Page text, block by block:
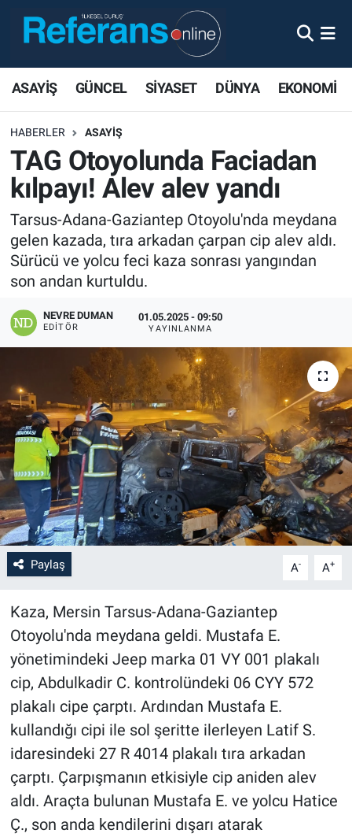
ASAYİŞ GÜNCEL SİYASET DÜNYA EKONOMİ
HABERLER ASAYİŞ
TAG Otoyolunda Faciadan
kılpayı! Alev alev yandı
Tarsus-Adana-Gaziantep Otoyolu'nda meydana
gelen kazada, tıra arkadan çarpan cip alev aldı.
Sürücü ve yolcu feci kaza sonrası yangından
son andan kurtuldu.
NEVRE DUMAN
EDITÖR
01.05.2025 - 09:50
YAYINLANMA
Paylaş A- A+
Kaza, Mersin Tarsus-Adana-Gaziantep
Otoyolu'nda meydana geldi. Mustafa E.
yönetimindeki Jeep marka 01 VY 001 plakalı
cip, Abdulkadir C. kontrolündeki 06 CYY 572
plakalı cipe çarptı. Ardından Mustafa E.
kullandığı cipi ile sol şeritte ilerleyen Latif S.
idaresindeki 27 R 4014 plakalı tıra arkadan
çarptı. Çarpışmanın etkisiyle cip aniden alev
aldı. Araçta bulunan Mustafa E. ve yolcu Hatice
Ç., son anda kendilerini dışarı atarak